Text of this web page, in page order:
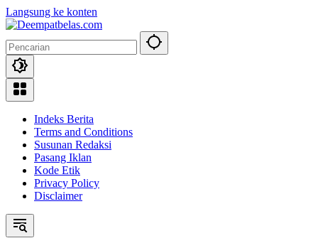
Langsung ke konten
Indeks Berita
Terms and Conditions
Susunan Redaksi
Pasang Iklan
Kode Etik
Privacy Policy
Disclaimer